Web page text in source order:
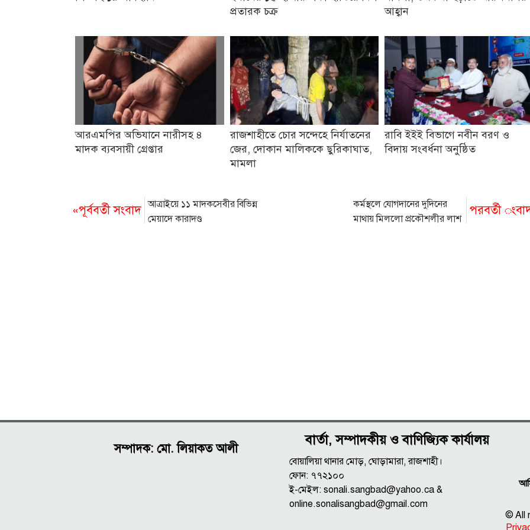
প্রতারক চক্র
আহ্বান
আরএমপির অভিযানে নারীসহ ৪
মাদক ব্যবসায়ী গ্রেপ্তার
রাজশাহীতে চোর সন্দেহে নির্যাতনের
জের, দোকান মালিককে ছুরিকাঘাত,
মামলা
রাবি ইইই বিভাগে নবীন বরণ ও
বিদায় সংবর্ধনা অনুষ্ঠিত
«পূর্ববর্তী সংবাদ আত্রাইয়ে ১১ মাদকসেবীর বিভিন্ন
মেয়াদে কারাদণ্ড
পরবর্তী
কর্মস্থলে যোগদানের দুদিনের
মাথায় মিললো প্রকৌশলীর লাশ
সম্পাদক: মো. লিয়াকত আলী
বার্তা, সম্পাদকীয় ও বাণিজ্যিক কার্যালয়
বোয়ালিয়া থানার মোড়, ঘোড়ামারা, রাজশাহী।
ফোন: ৭৭২১০০
ই-মেইল: sonali.sangbad@yahoo.ca &
online.sonalisangbad@gmail.com
© All